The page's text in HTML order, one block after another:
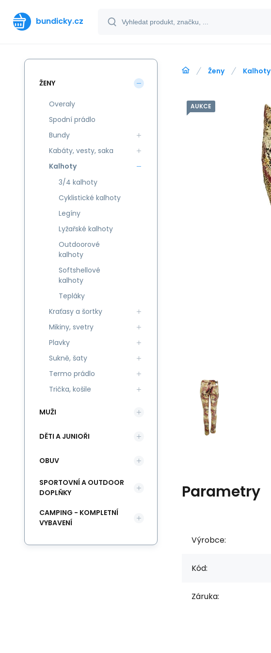
bundicky.cz
Ženy Kalhoty
AUKCE
Parametry
Výrobce:
Kód:
Záruka:
ŽENY
Overaly
Spodní prádlo
Bundy
Kabáty, vesty, saka
Kalhoty
3/4 kalhoty
Cyklistické kalhoty
Legíny
Lyžařské kalhoty
Outdoorové
kalhoty
Softshellové
kalhoty
Tepláky
Kraťasy a šortky
Mikiny, svetry
Plavky
Sukně, šaty
Termo prádlo
Trička, košile
MUŽI
DĚTI A JUNIOŘI
OBUV
SPORTOVNÍ A OUTDOOR
DOPLŇKY
CAMPING - KOMPLETNÍ
VYBAVENÍ